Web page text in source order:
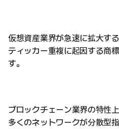
仮想資産業界が急速に拡大する
ティッカー重複に起因する商
す。
ブロックチェーン業界の特性上
多くのネットワークが分散型